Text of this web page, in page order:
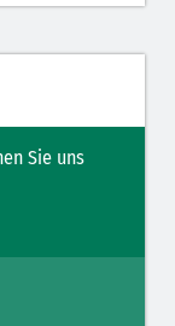
Sie uns